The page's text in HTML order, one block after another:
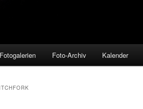
Fotogalerien Foto-Archiv Kalender